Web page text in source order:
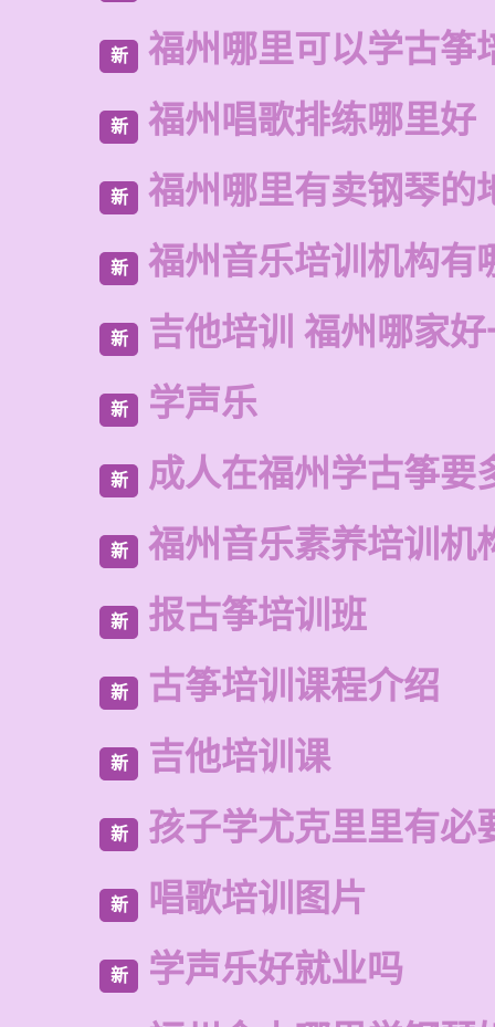
新 福州哪里可以学古筝
新 福州唱歌排练哪里好
新 福州哪里有卖钢琴的
新 福州音乐培训机构有
新 吉他培训 福州哪家
新 学声乐
新 成人在福州学古筝要
新 福州音乐素养培训机
新 报古筝培训班
新 古筝培训课程介绍
新 吉他培训课
新 孩子学尤克里里有必
新 唱歌培训图片
新 学声乐好就业吗